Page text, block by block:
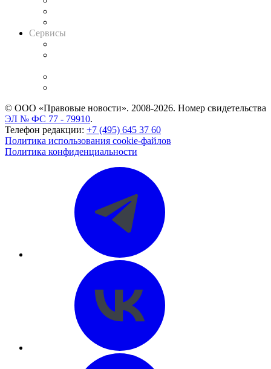
Сервисы
© ООО «Правовые новости». 2008-2026. Номер свидетельства
ЭЛ № ФС 77 - 79910.
Телефон редакции: +7 (495) 645 37 60
Политика использования cookie-файлов
Политика конфиденциальности